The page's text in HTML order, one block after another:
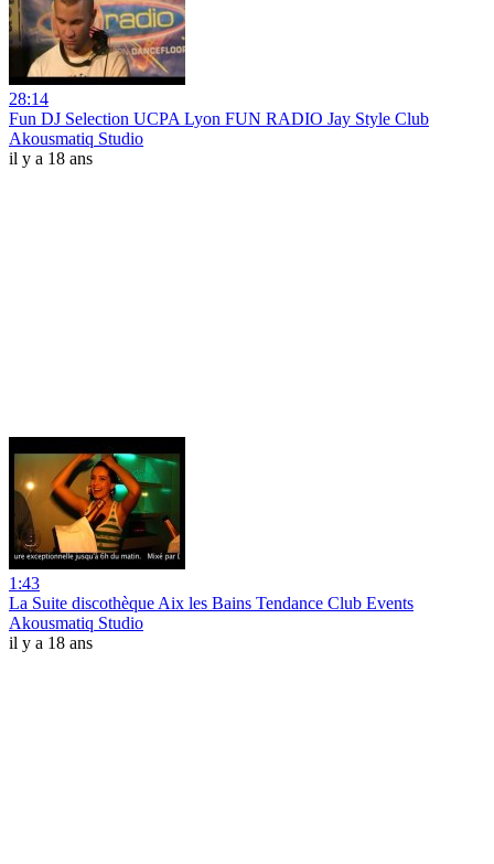
28:14
Fun DJ Selection UCPA Lyon FUN RADIO Jay Style Club
Akousmatiq Studio
il y a 18 ans
1:43
La Suite discothèque Aix les Bains Tendance Club Events
Akousmatiq Studio
il y a 18 ans